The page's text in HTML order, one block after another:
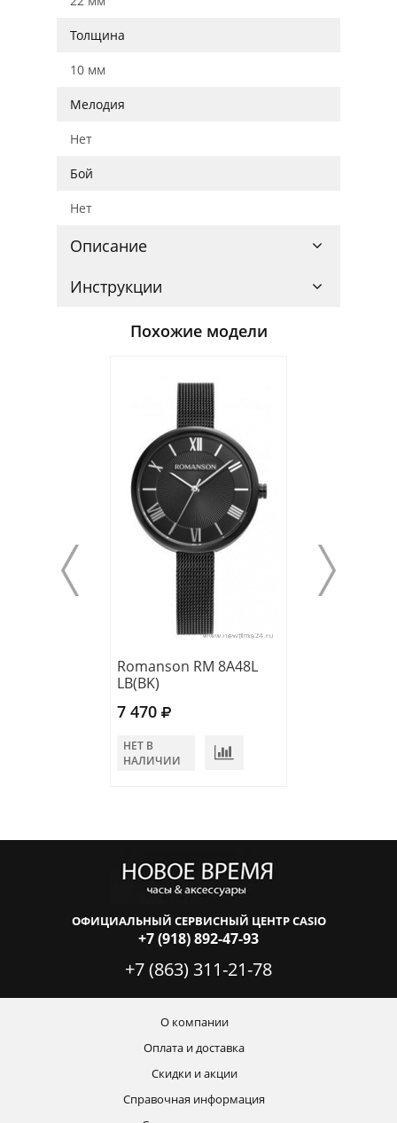
Толщина
10 мм
Мелодия
Нет
Бой
Нет
Описание
Инструкции
Похожие модели
Romanson RM 8A48L
LB(BK)
7 470
НЕТ В
НАЛИЧИИ
ОФИЦИАЛЬНЫЙ СЕРВИСНЫЙ ЦЕНТР CASIO
+7 (918) 892-47-93
+7 (863) 311-21-78
О компании
Оплата и доставка
Скидки и акции
Справочная информация